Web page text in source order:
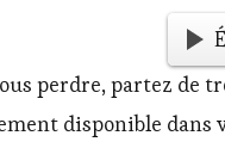
perdre, partez de
disponible dans